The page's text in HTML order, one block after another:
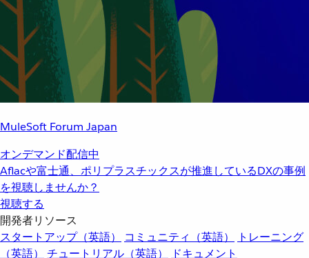
MuleSoft Forum Japan
オンデマンド配信中
Aflacや富士通、ポリプラスチックスが推進しているDXの事例
を視聴しませんか？
視聴する
開発者リソース
スタートアップ（英語）
コミュニティ（英語）
トレーニング
（英語）
チュートリアル（英語）
ドキュメント